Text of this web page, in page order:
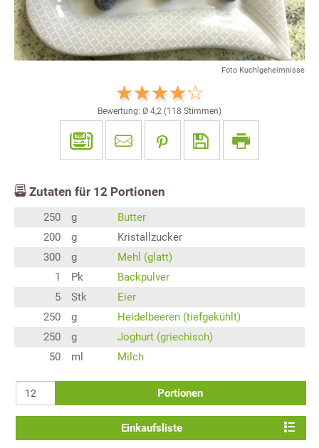
Foto Kuchlgeheimnisse
Bewertung: Ø 4,2 (118 Stimmen)
Zutaten für 12 Portionen
250 g
Butter
200
g
Kristallzucker
300
g
Mehl (glatt)
1
Pk
Backpulver
5
Stk
Eier
250
g
Heidelbeeren (tiefgekühlt)
250
g
Joghurt (griechisch)
50
ml Milch
Portionen
Einkaufsliste